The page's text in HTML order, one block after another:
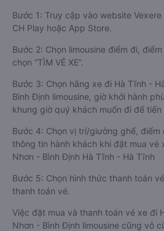
Bước 1: Truy cập vào website
CH Play hoặc App Store.
Bước 2: Chọn limousine điểm đi,
chọn “TÌM VÉ XE”.
Bước 3: Chọn hãng xe đi Hà Tĩnh -
Bình Định limousine, giờ khởi hành
khung giờ quý khách muốn đi để tiến
Bước 4: Chọn vị trí/giường ghế, điểm
thông tin hành khách khi đặt mua vé
Nhơn - Bình Định Hà Tĩnh - Hà Tĩnh
Bước 5: Chọn hình thức thanh toán
thanh toán vé.
Việc đặt mua và thanh toán vé xe đi
Nhơn - Bình Định limousine cũng vô